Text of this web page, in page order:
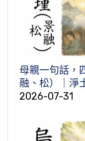
母親一句話，
融、松）｜淨
2026-07-31